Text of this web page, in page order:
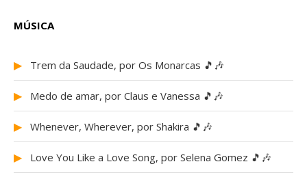
MÚSICA
▶ Trem da Saudade, por Os Monarcas 🎵🎶
▶ Medo de amar, por Claus e Vanessa 🎵🎶
▶ Whenever, Wherever, por Shakira 🎵🎶
▶ Love You Like a Love Song, por Selena Gomez 🎵🎶